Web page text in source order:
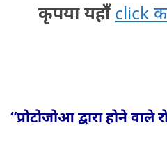
कृपया यहाँ click
“प्रोटोजोआ द्वारा होने वाले